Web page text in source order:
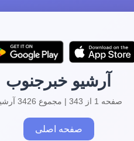
آرشیو خبرجنوب
صفحه 1 از 343 | مجموع 3426 آرشیو
صفحه اصلی